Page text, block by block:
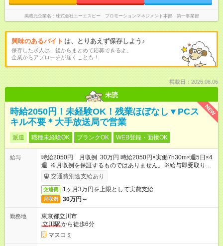
掲載元企業名 株式会社エーエスピー プロモーションマネジメント本部 第一事業部
興味のあるバイト は、とりあえず保存しよう♪
保存した求人は、後からまとめて応募できるよ。
企業からアプローチが届くことも！
掲載日：2026.08.06
未読
NEW
時給2050円！未経験OK！残業ほぼなし▼PCス
キル不要＊大手放送局で営業
派遣 職種未経験OK ブランクOK WEB登録・面接OK
給与
時給2050円 月収例 30万円 時給2050円×実働7h30m×週5日×4
週 ※月収例を保証するものではありません。※給与即受取りサ
ービス利用可（利用条件有）
交通費別途支給あり
交通費 1ヶ月3万円を上限として実費支給
月収例 30万円～
勤務地
東京都立川市
立川駅から徒歩6分
マスコミ